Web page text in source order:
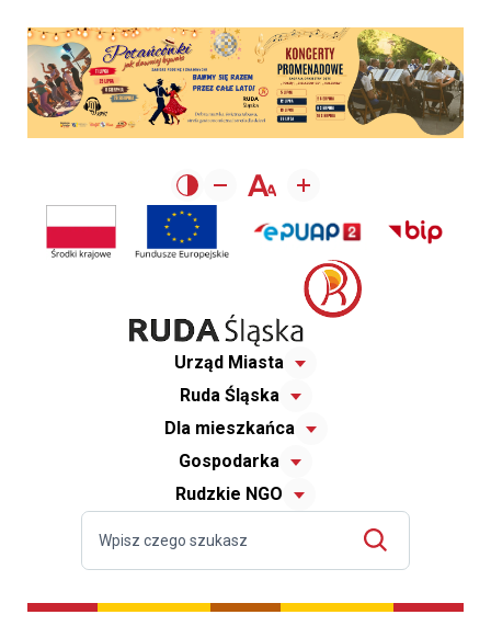
Urząd Miasta
Ruda Śląska
Dla mieszkańca
Gospodarka
Rudzkie NGO